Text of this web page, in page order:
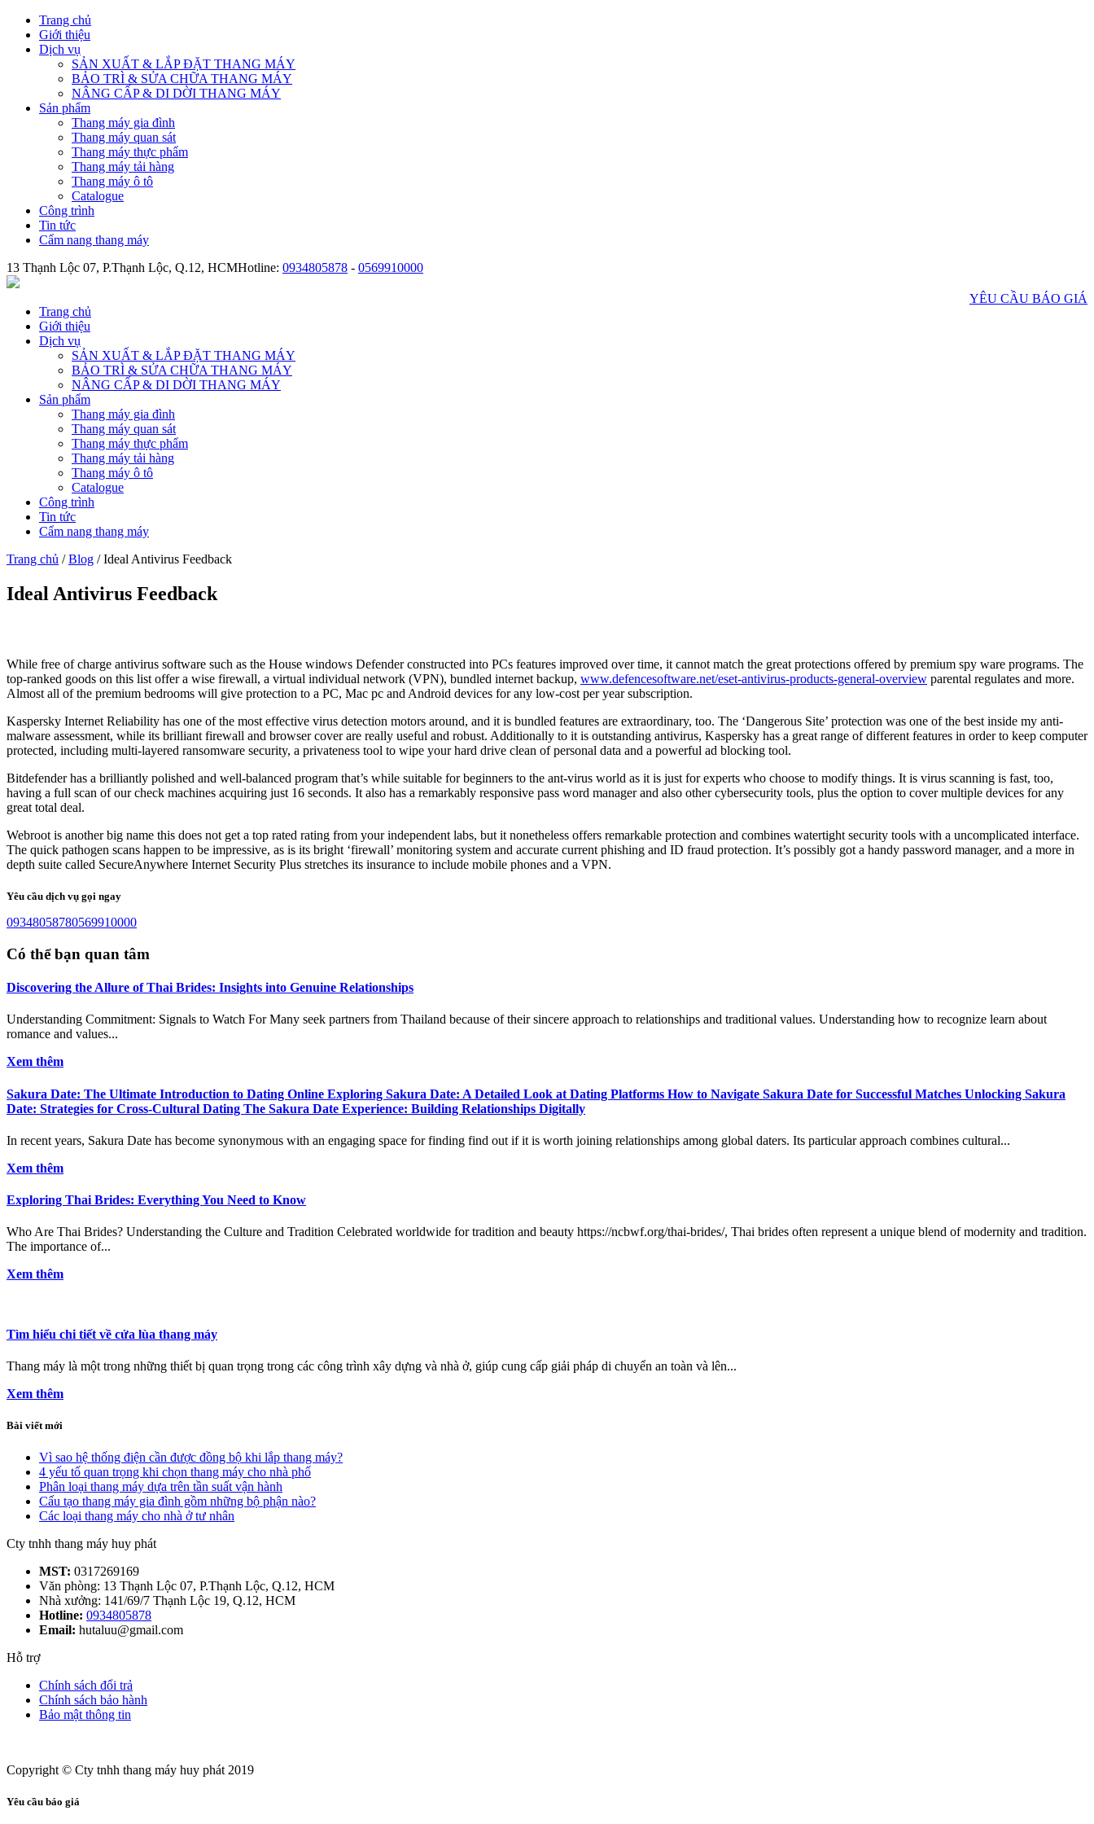
Trang chủ
Giới thiệu
Dịch vụ
SẢN XUẤT & LẮP ĐẶT THANG MÁY
BẢO TRÌ & SỬA CHỮA THANG MÁY
NÂNG CẤP & DI DỜI THANG MÁY
Sản phẩm
Thang máy gia đình
Thang máy quan sát
Thang máy thực phẩm
Thang máy tải hàng
Thang máy ô tô
Catalogue
Công trình
Tin tức
Cẩm nang thang máy
13 Thạnh Lộc 07, P.Thạnh Lộc, Q.12, HCMHotline: 0934805878 - 0569910000
YÊU CẦU BÁO GIÁ
Trang chủ
Giới thiệu
Dịch vụ
SẢN XUẤT & LẮP ĐẶT THANG MÁY
BẢO TRÌ & SỬA CHỮA THANG MÁY
NÂNG CẤP & DI DỜI THANG MÁY
Sản phẩm
Thang máy gia đình
Thang máy quan sát
Thang máy thực phẩm
Thang máy tải hàng
Thang máy ô tô
Catalogue
Công trình
Tin tức
Cẩm nang thang máy
Trang chủ /Blog / Ideal Antivirus Feedback
Ideal Antivirus Feedback
While free of charge antivirus software such as the House windows Defender constructed into PCs features improved over time, it cannot match the great protections offered by premium spy ware programs. The
top-ranked goods on this list offer a wise firewall, a virtual individual network (VPN), bundled internet backup, www.defencesoftware.net/eset-antivirus-products-general-overview parental regulates and more.
Almost all of the premium bedrooms will give protection to a PC, Mac pc and Android devices for any low-cost per year subscription.
Kaspersky Internet Reliability has one of the most effective virus detection motors around, and it is bundled features are extraordinary, too. The ‘Dangerous Site’ protection was one of the best inside my anti-
malware assessment, while its brilliant firewall and browser cover are really useful and robust. Additionally to it is outstanding antivirus, Kaspersky has a great range of different features in order to keep computer
protected, including multi-layered ransomware security, a privateness tool to wipe your hard drive clean of personal data and a powerful ad blocking tool.
Bitdefender has a brilliantly polished and well-balanced program that’s while suitable for beginners to the ant-virus world as it is just for experts who choose to modify things. It is virus scanning is fast, too,
having a full scan of our check machines acquiring just 16 seconds. It also has a remarkably responsive pass word manager and also other cybersecurity tools, plus the option to cover multiple devices for any
great total deal.
Webroot is another big name this does not get a top rated rating from your independent labs, but it nonetheless offers remarkable protection and combines watertight security tools with a uncomplicated interface.
The quick pathogen scans happen to be impressive, as is its bright ‘firewall’ monitoring system and accurate current phishing and ID fraud protection. It’s possibly got a handy password manager, and a more in
depth suite called SecureAnywhere Internet Security Plus stretches its insurance to include mobile phones and a VPN.
Yêu cầu dịch vụ gọi ngay
09348058780569910000
Có thể bạn quan tâm
Discovering the Allure of Thai Brides: Insights into Genuine Relationships
Understanding Commitment: Signals to Watch For Many seek partners from Thailand because of their sincere approach to relationships and traditional values. Understanding how to recognize learn about
romance and values...
Xem thêm
Sakura Date: The Ultimate Introduction to Dating Online Exploring Sakura Date: A Detailed Look at Dating Platforms How to Navigate Sakura Date for Successful Matches Unlocking Sakura
Date: Strategies for Cross-Cultural Dating The Sakura Date Experience: Building Relationships Digitally
In recent years, Sakura Date has become synonymous with an engaging space for finding find out if it is worth joining relationships among global daters. Its particular approach combines cultural...
Xem thêm
Exploring Thai Brides: Everything You Need to Know
Who Are Thai Brides? Understanding the Culture and Tradition Celebrated worldwide for tradition and beauty https://ncbwf.org/thai-brides/, Thai brides often represent a unique blend of modernity and tradition.
The importance of...
Xem thêm
Tìm hiểu chi tiết về cửa lùa thang máy
Thang máy là một trong những thiết bị quan trọng trong các công trình xây dựng và nhà ở, giúp cung cấp giải pháp di chuyển an toàn và lên...
Xem thêm
Bài viết mới
Vì sao hệ thống điện cần được đồng bộ khi lắp thang máy?
4 yếu tố quan trọng khi chọn thang máy cho nhà phố
Phân loại thang máy dựa trên tần suất vận hành
Cấu tạo thang máy gia đình gồm những bộ phận nào?
Các loại thang máy cho nhà ở tư nhân
Cty tnhh thang máy huy phát
MST: 0317269169
Văn phòng: 13 Thạnh Lộc 07, P.Thạnh Lộc, Q.12, HCM
Nhà xưởng: 141/69/7 Thạnh Lộc 19, Q.12, HCM
Hotline: 0934805878
Email: hutaluu@gmail.com
Hỗ trợ
Chính sách đổi trả
Chính sách bảo hành
Bảo mật thông tin
Copyright © Cty tnhh thang máy huy phát 2019
Yêu cầu báo giá